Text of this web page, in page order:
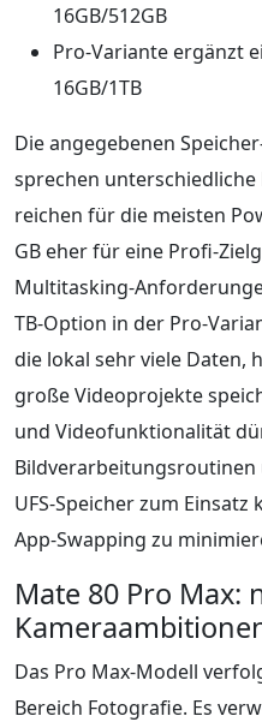
16GB/512GB
Pro‑Variante ergänzt
16GB/1TB
Die angegebenen
sprechen unterschiedliche
reichen für die meisten
GB eher für eine
TB‑Option in der
die lokal sehr viele Daten,
große Videoprojekte
und Videofunktionalität
Bildverarbeitungsroutinen
UFS‑Speicher zum
App‑Swapping zu
Mate 80 Pro Max:
Das Pro Max-Modell
Bereich Fotografie. Es